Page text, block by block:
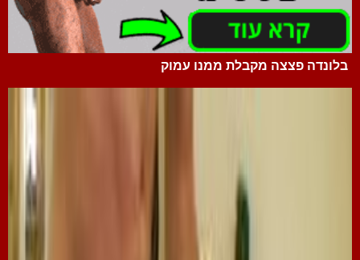
בלונדה פצצה מקבלת ממנו עמוק